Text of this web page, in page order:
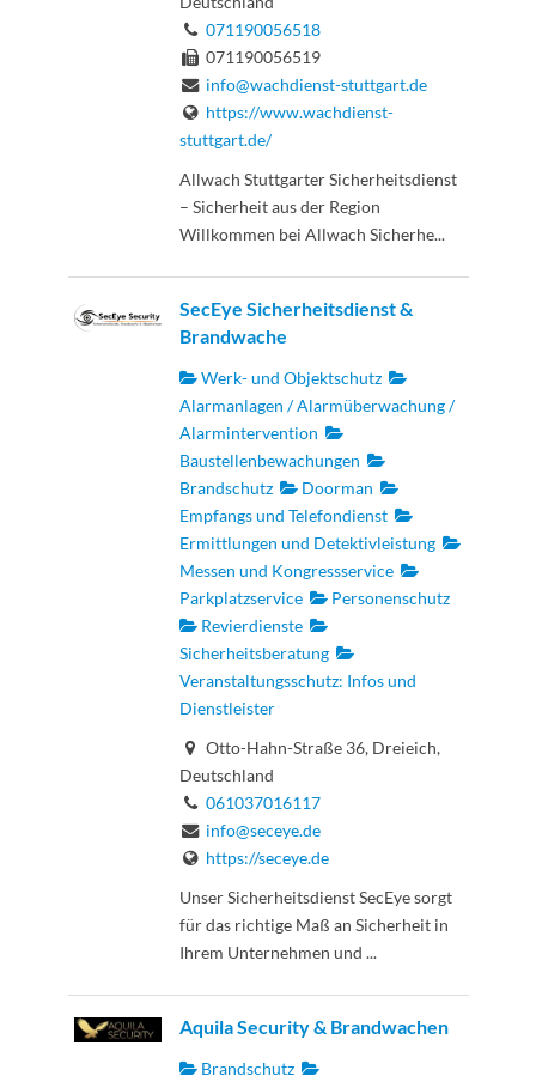
071190056518
071190056519
info@wachdienst-stuttgart.de
https://www.wachdienst-
stuttgart.de/
Allwach Stuttgarter Sicherheitsdienst
– Sicherheit aus der Region
Willkommen bei Allwach Sicherhe...
SecEye Sicherheitsdienst &
Brandwache
Werk- und Objektschutz
Alarmanlagen / Alarmüberwachung /
Alarmintervention
Baustellenbewachungen
Brandschutz
Doorman
Empfangs und Telefondienst
Ermittlungen und Detektivleistung
Messen und Kongressservice
Parkplatzservice
Personenschutz
Revierdienste
Sicherheitsberatung
Veranstaltungsschutz: Infos und
Dienstleister
Otto-Hahn-Straße 36, Dreieich,
Deutschland
061037016117
info@seceye.de
https://seceye.de
Unser Sicherheitsdienst SecEye sorgt
für das richtige Maß an Sicherheit in
Ihrem Unternehmen und ...
Aquila Security & Brandwachen
Brandschutz